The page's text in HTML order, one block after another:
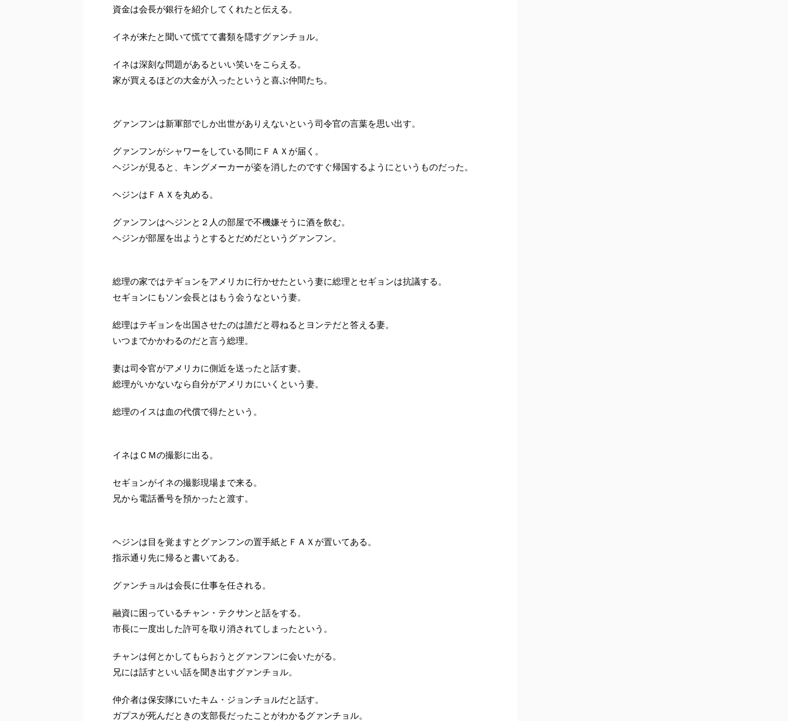
資金は会長が銀行を紹介してくれたと伝える。
イネが来たと聞いて慌てて書類を隠すグァンチョル。
イネは深刻な問題があるといい笑いをこらえる。
家が買えるほどの大金が入ったというと喜ぶ仲間たち。
グァンフンは新軍部でしか出世がありえないという司令官の言葉を思い出す。
グァンフンがシャワーをしている間にＦＡＸが届く。
ヘジンが見ると、キングメーカーが姿を消したのですぐ帰国するようにというものだった。
ヘジンはＦＡＸを丸める。
グァンフンはヘジンと２人の部屋で不機嫌そうに酒を飲む。
ヘジンが部屋を出ようとするとだめだというグァンフン。
総理の家ではテギョンをアメリカに行かせたという妻に総理とセギョンは抗議する。
セギョンにもソン会長とはもう会うなという妻。
総理はテギョンを出国させたのは誰だと尋ねるとヨンテだと答える妻。
いつまでかかわるのだと言う総理。
妻は司令官がアメリカに側近を送ったと話す妻。
総理がいかないなら自分がアメリカにいくという妻。
総理のイスは血の代償で得たという。
イネはＣＭの撮影に出る。
セギョンがイネの撮影現場まで来る。
兄から電話番号を預かったと渡す。
ヘジンは目を覚ますとグァンフンの置手紙とＦＡＸが置いてある。
指示通り先に帰ると書いてある。
グァンチョルは会長に仕事を任される。
融資に困っているチャン・テクサンと話をする。
市長に一度出した許可を取り消されてしまったという。
チャンは何とかしてもらおうとグァンフンに会いたがる。
兄には話すといい話を聞き出すグァンチョル。
仲介者は保安隊にいたキム・ジョンチョルだと話す。
ガプスが死んだときの支部長だったことがわかるグァンチョル。